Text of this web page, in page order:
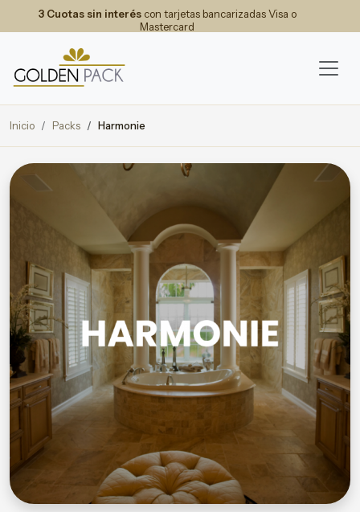
3 Cuotas sin interéscon tarjetas bancarizadas Visa o
Mastercard
Inicio Packs Harmonie